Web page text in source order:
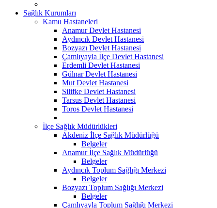
Sağlık Kurumları
Kamu Hastaneleri
Anamur Devlet Hastanesi
Aydıncık Devlet Hastanesi
Bozyazı Devlet Hastanesi
Çamlıyayla İlçe Devlet Hastanesi
Erdemli Devlet Hastanesi
Gülnar Devlet Hastanesi
Mut Devlet Hastanesi
Silifke Devlet Hastanesi
Tarsus Devlet Hastanesi
Toros Devlet Hastanesi
İlçe Sağlık Müdürlükleri
Akdeniz İlçe Sağlık Müdürlüğü
Belgeler
Anamur İlçe Sağlık Müdürlüğü
Belgeler
Aydıncık Toplum Sağlığı Merkezi
Belgeler
Bozyazı Toplum Sağlığı Merkezi
Belgeler
Çamlıyayla Toplum Sağlığı Merkezi